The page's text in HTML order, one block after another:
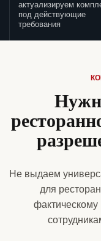
актуализируем
под действующие
требования
Не выдаем
для